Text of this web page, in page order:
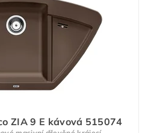
ZIA 9 E kávová 515074